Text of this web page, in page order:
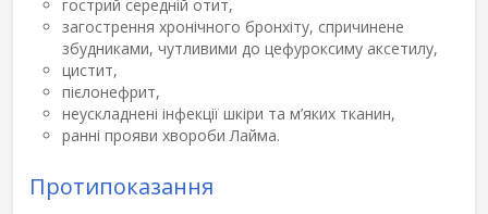
гострий середній отит,
загострення хронічного бронхіту, спричинене
збудниками, чутливими до цефуроксиму аксетилу,
цистит,
пієлонефрит,
неускладнені інфекції шкіри та м’яких тканин,
ранні прояви хвороби Лайма.
Протипоказання